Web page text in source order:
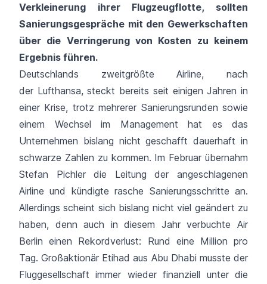
Verkleinerung ihrer Flugzeugflotte, sollten
Sanierungsgespräche mit den Gewerkschaften
über die Verringerung von Kosten zu keinem
Ergebnis führen.
Deutschlands zweitgrößte Airline, nach
der Lufthansa, steckt bereits seit einigen Jahren in
einer Krise, trotz mehrerer Sanierungsrunden sowie
einem Wechsel im Management hat es das
Unternehmen bislang nicht geschafft dauerhaft in
schwarze Zahlen zu kommen. Im Februar übernahm
Stefan Pichler die Leitung der angeschlagenen
Airline und kündigte rasche Sanierungsschritte an.
Allerdings scheint sich bislang nicht viel geändert zu
haben, denn auch in diesem Jahr verbuchte Air
Berlin einen Rekordverlust: Rund eine Million pro
Tag. Großaktionär Etihad aus Abu Dhabi musste der
Fluggesellschaft immer wieder finanziell unter die